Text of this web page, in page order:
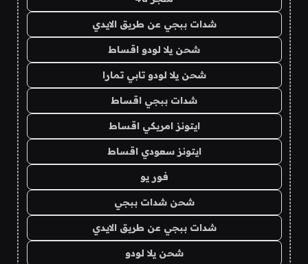
شدات ببجي عن طريق الايدي
شحن يلا لودو اقساط
شحن يلا لودو تابي تمارا
شدات ببجي اقساط
ايتونز امريكي اقساط
ايتونز سعودي اقساط
فور يو
شحن شدات ببجي
شدات ببجي عن طريق الايدي
شحن يلا لودو